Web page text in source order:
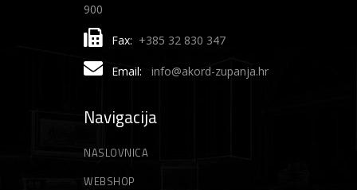
900
Fax: +385 32 830 347
Email: info@akord-zupanja.hr
Navigacija
NASLOVNICA
WEBSHOP